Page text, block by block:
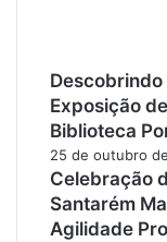
Descobrindo
Exposição
Biblioteca
25 de outubro
Celebração
Santarém
Agilidade